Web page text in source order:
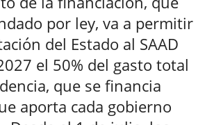
por ley, va a permitir
del Estado al SAAD
el 50% del gasto total
que se financia
aporta cada gobierno